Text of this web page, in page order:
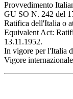
Provvedimento
GU SO N. 242 del
Ratifica dell'Italia o
Equivalent Act:
13.11.1952.
In vigore per l'Italia
Vigore